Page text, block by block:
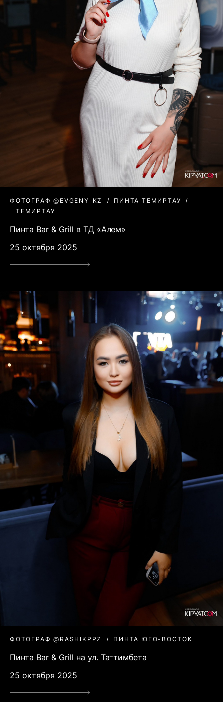
ФОТОГРАФ @EVGENY_KZ
ПИНТА ТЕМИРТАУ
ТЕМИРТАУ
Пинта Bar & Grill в ТД «Алем»
25 октября 2025
ФОТОГРАФ @RASHIKPPZ ПИНТА ЮГО-ВОСТОК
Пинта Bar & Grill на ул. Таттимбета
25 октября 2025